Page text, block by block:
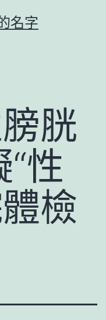
名字
胱
性
檢